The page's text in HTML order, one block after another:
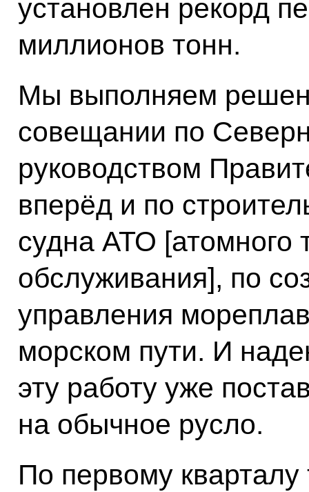
установлен рекорд
миллионов тонн.
Мы выполняем
совещании по
руководством
вперёд и по
судна АТО [атомного
обслуживания], по
управления
морском пути. И
эту работу уже
на обычное русло.
По первому кварталу